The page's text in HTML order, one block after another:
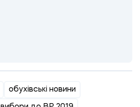
обухівські новини